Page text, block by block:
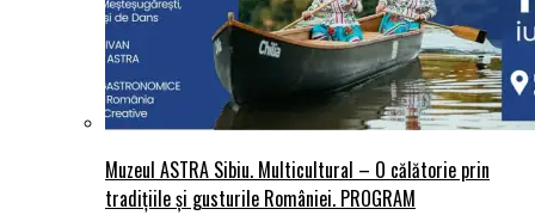
Muzeul ASTRA Sibiu. Multicultural – O călătorie prin
tradițiile și gusturile României. PROGRAM